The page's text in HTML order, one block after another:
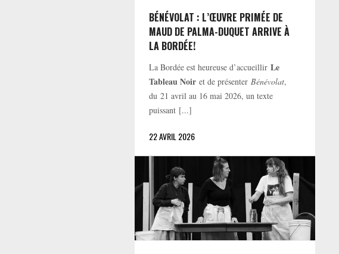
BÉNÉVOLAT : L’ŒUVRE PRIMÉE DE
MAUD DE PALMA-DUQUET ARRIVE À
LA BORDÉE!
La Bordée est heureuse d’accueillirLe
Tableau Noir et de présenterBénévolat,
du 21 avril au 16 mai 2026, un texte
puissant [...]
22 AVRIL 2026